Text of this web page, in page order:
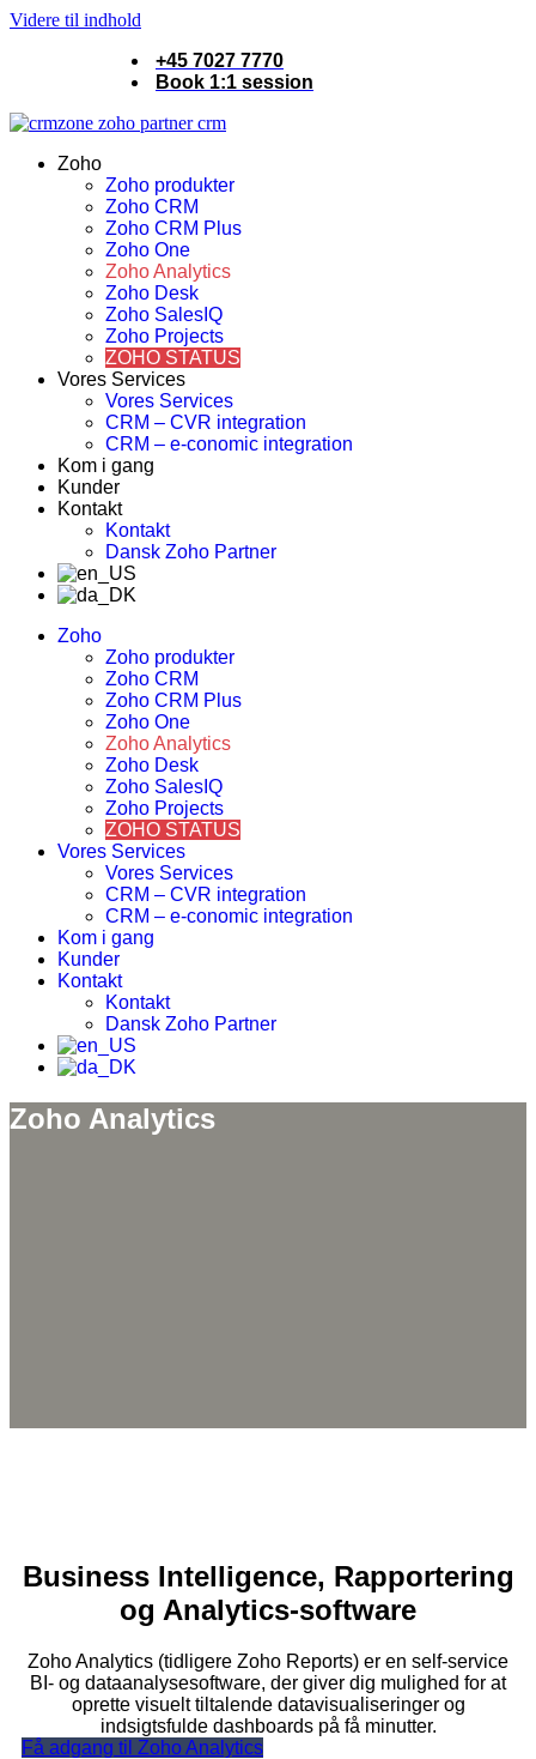
Videre til indhold
+45 7027 7770
Book 1:1 session
Zoho
Zoho produkter
Zoho CRM
Zoho CRM Plus
Zoho One
Zoho Analytics
Zoho Desk
Zoho SalesIQ
Zoho Projects
ZOHO STATUS
Vores Services
Vores Services
CRM – CVR integration
CRM – e-conomic integration
Kom i gang
Kunder
Kontakt
Kontakt
Dansk Zoho Partner
Zoho
Zoho produkter
Zoho CRM
Zoho CRM Plus
Zoho One
Zoho Analytics
Zoho Desk
Zoho SalesIQ
Zoho Projects
ZOHO STATUS
Vores Services
Vores Services
CRM – CVR integration
CRM – e-conomic integration
Kom i gang
Kunder
Kontakt
Kontakt
Dansk Zoho Partner
Zoho Analytics
Business Intelligence, Rapportering
og Analytics-software
Zoho Analytics (tidligere Zoho Reports) er en self-service
BI- og dataanalysesoftware, der giver dig mulighed for at
oprette visuelt tiltalende datavisualiseringer og
indsigtsfulde dashboards på få minutter.
Få adgang til Zoho Analytics